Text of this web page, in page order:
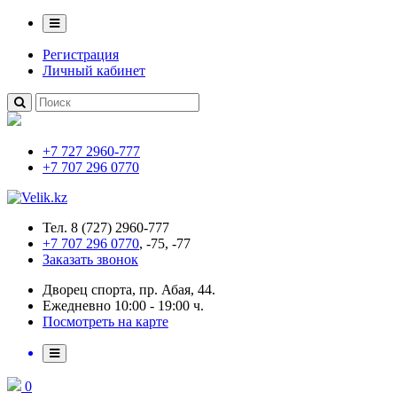
Регистрация
Личный кабинет
+7 727 2960-777
+7 707 296 0770
Тел. 8 (727) 2960-777
+7 707 296 0770, -75, -77
Заказать звонок
Дворец спорта, пр. Абая, 44.
Ежедневно 10:00 - 19:00 ч.
Посмотреть на карте
0